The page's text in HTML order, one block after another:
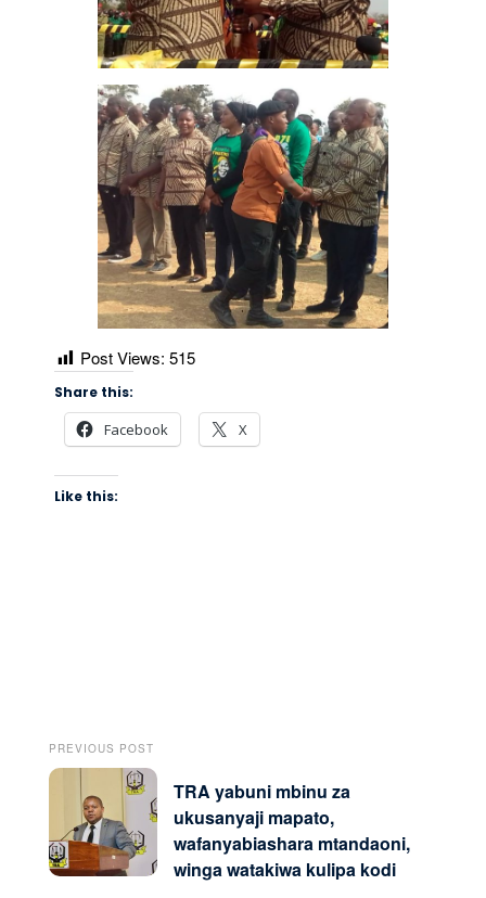
Post Views: 515
Share this:
Facebook X
Like this:
PREVIOUS POST
TRA yabuni mbinu za
ukusanyaji mapato,
wafanyabiashara mtandaoni,
winga watakiwa kulipa kodi